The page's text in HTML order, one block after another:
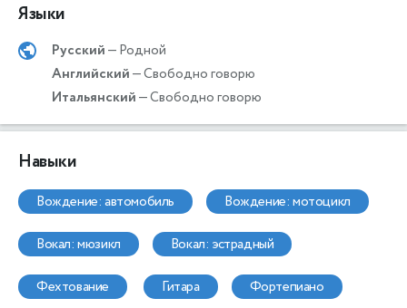
Языки
Русский— Родной
Английский— Свободно говорю
Итальянский— Свободно говорю
Навыки
вождение: автомобиль вождение: мотоцикл
вокал: мюзикл вокал: эстрадный
фехтование гитара фортепиано